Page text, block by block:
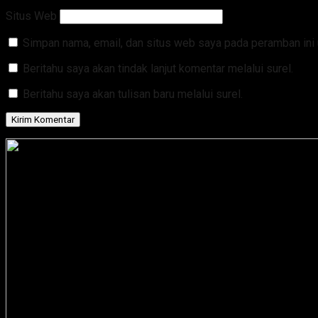
Situs Web
Simpan nama, email, dan situs web saya pada peramban
Beritahu saya akan tindak lanjut komentar melalui surel.
Beritahu saya akan tulisan baru melalui surel.